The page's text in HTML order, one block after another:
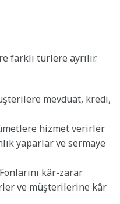
farklı türlere ayrılır.
mevduat, kredi,
hizmet verirler.
yaparlar ve sermaye
kâr-zarar
ve müşterilerine kâr